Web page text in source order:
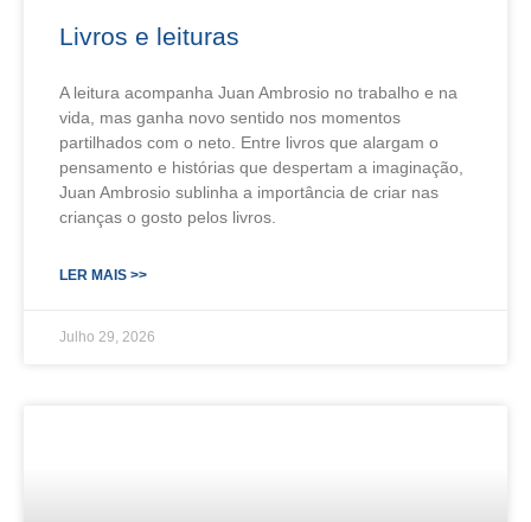
Livros e leituras
A leitura acompanha Juan Ambrosio no trabalho e na
vida, mas ganha novo sentido nos momentos
partilhados com o neto. Entre livros que alargam o
pensamento e histórias que despertam a imaginação,
Juan Ambrosio sublinha a importância de criar nas
crianças o gosto pelos livros.
LER MAIS >>
Julho 29, 2026